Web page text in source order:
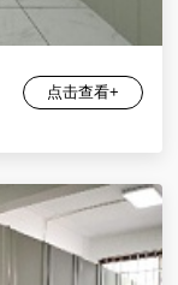
点击查看+